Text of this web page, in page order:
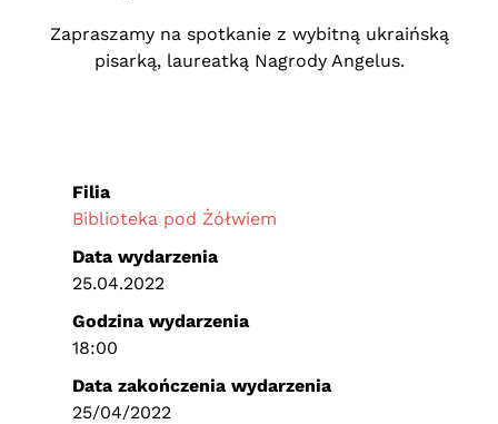
Zapraszamy na spotkanie z wybitną ukraińską
pisarką, laureatką Nagrody Angelus.
Filia
Biblioteka pod Żółwiem
Data wydarzenia
25.04.2022
Godzina wydarzenia
18:00
Data zakończenia wydarzenia
25/04/2022